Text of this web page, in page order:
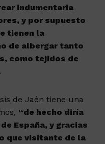
indumentaria
y por supuesto
tienen la
de albergar tanto
como tejidos de
de Jaén tiene una
“de hecho diría
España, y gracias
que visitante de la